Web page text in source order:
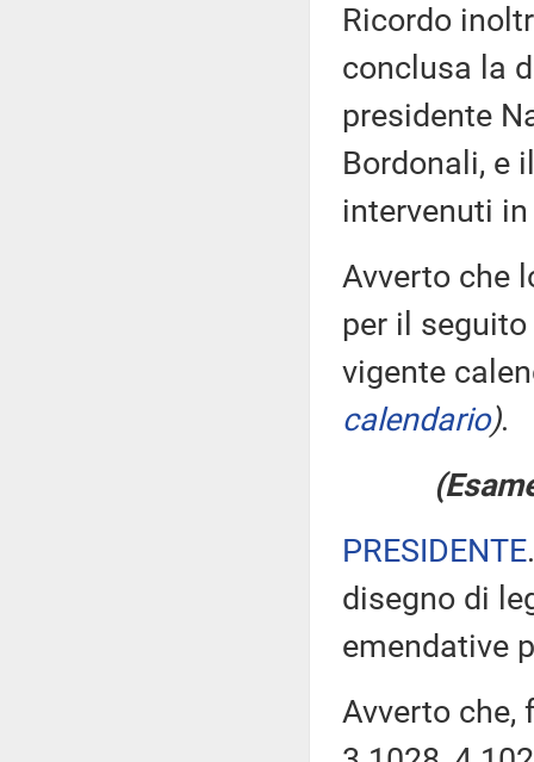
Ricordo
conclusa la
presidente
Bordonali, e
intervenuti
Avverto che
per il
vigente
calendario).
PRESIDENTE
disegno di
emendative
Avverto che,